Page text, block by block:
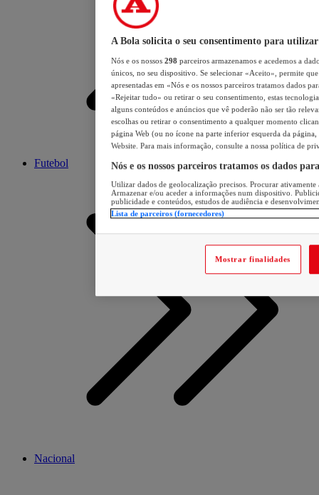
Futebol
Nacional
A Bola solicita o seu consentimento para utilizar
Nós e os nossos 298 parceiros armazenamos e acedemos a
únicos, no seu dispositivo. Se selecionar «Aceito», permite
apresentadas em «Nós e os nossos parceiros tratamos dados
«Rejeitar tudo» ou retirar o seu consentimento, estas
alguns conteúdos e anúncios que vê poderão não ser tão
escolhas ou retirar o consentimento a qualquer momento
página Web (ou no ícone na parte inferior esquerda da página,
Website. Para mais informação, consulte a nossa política de
Nós e os nossos parceiros tratamos os dados
Utilizar dados de geolocalização precisos. Procurar
Armazenar e/ou aceder a informações num dispositivo.
publicidade e conteúdos, estudos de audiência e
Lista de parceiros (fornecedores)
Mostrar finalidades